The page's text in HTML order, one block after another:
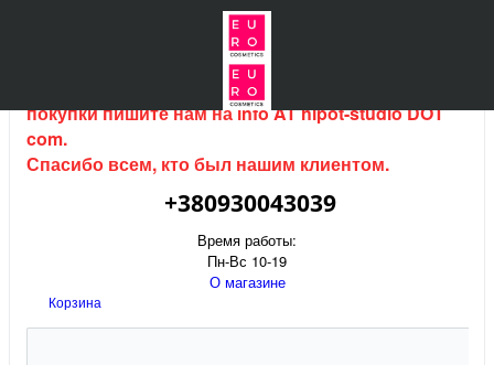
Интернет магазин (данный сайт) продается, для
покупки пишите нам наinfo AT hipot-studio DOT
com.
Спасибо всем, кто был нашим клиентом.
+380930043039
Время работы:
Пн-Вс 10-19
О магазине
Корзина